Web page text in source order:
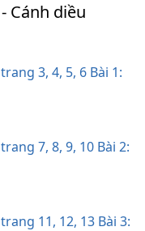
Cánh diều
3, 4, 5, 6 Bài 1:
7, 8, 9, 10 Bài 2:
11, 12, 13 Bài 3: